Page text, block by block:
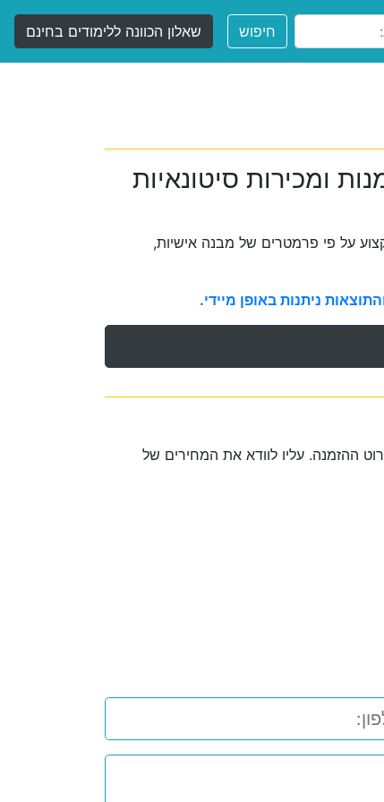
חיפוש שאלון הכוונה ללימודים בחינם
ומכירות סיטונאיות
על פי פרמטרים של מבנה אישיות,
ניתנות באופן מיידי.
ההזמנה. עליו לוודא את המחירים של